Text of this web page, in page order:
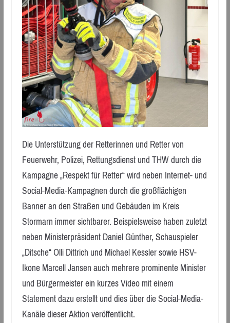
Die Unterstützung der Retterinnen und Retter von
Feuerwehr, Polizei, Rettungsdienst und THW durch die
Kampagne „Respekt für Retter“ wird neben Internet- und
Social-Media-Kampagnen durch die großflächigen
Banner an den Straßen und Gebäuden im Kreis
Stormarn immer sichtbarer. Beispielsweise haben zuletzt
neben Ministerpräsident Daniel Günther, Schauspieler
„Ditsche“ Olli Dittrich und Michael Kessler sowie HSV-
Ikone Marcell Jansen auch mehrere prominente Minister
und Bürgermeister ein kurzes Video mit einem
Statement dazu erstellt und dies über die Social-Media-
Kanäle dieser Aktion veröffentlicht.